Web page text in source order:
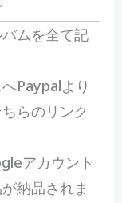
ムを全て記
Paypalより
らのリンク
アカウント
納品されま